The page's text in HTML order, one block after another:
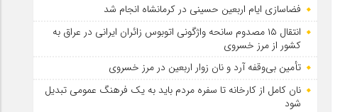
فضاسازی ایام اربعین حسینی در کرمانشاه انجام شد
انتقال ۱۵ مصدوم سانحه واژگونی اتوبوس زائران ایرانی در عراق به
کشور از مرز خسروی
تأمین بی‌وقفه آرد و نان زوار اربعین در مرز خسروی
نان کامل از کارخانه تا سفره مردم باید به یک فرهنگ عمومی تبدیل
شود